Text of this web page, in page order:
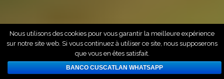
Nous utilisons des cookies pour vous garantir la meilleure expérience
sur notre site web. Si vous continuez à utiliser ce site, nous supposerons
que vous en êtes satisfait.
BANCO CUSCATLAN WHATSAPP